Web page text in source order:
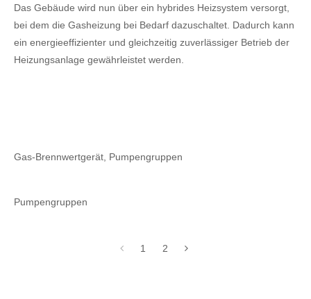
Das Gebäude wird nun über ein hybrides Heizsystem versorgt,
bei dem die Gasheizung bei Bedarf dazuschaltet. Dadurch kann
ein energieeffizienter und gleichzeitig zuverlässiger Betrieb der
Heizungsanlage gewährleistet werden.
Gas-Brennwertgerät, Pumpengruppen
Pumpengruppen
1 2